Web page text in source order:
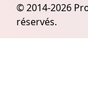
© 2014-2026
réservés.